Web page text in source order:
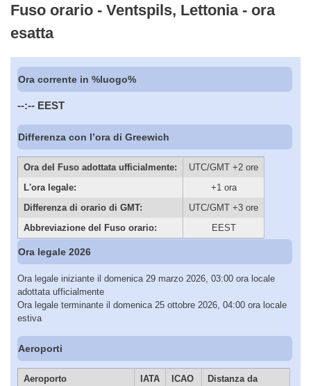
Fuso orario - Ventspils, Lettonia - ora
esatta
Ora corrente in %luogo%
--:-- EEST
Differenza con l’ora di Greewich
Ora del Fuso adottata ufficialmente:
UTC/GMT +2 ore
L'ora legale:
+1 ora
Differenza di orario di GMT:
UTC/GMT +3 ore
Abbreviazione del Fuso orario:
EEST
Ora legale 2026
Ora legale iniziante il domenica 29 marzo 2026, 03:00 ora locale
adottata ufficialmente
Ora legale terminante il domenica 25 ottobre 2026, 04:00 ora locale
estiva
Aeroporti
Aeroporto IATA ICAO
Distanza da